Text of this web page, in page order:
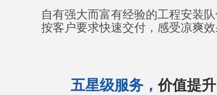
自有强大而富有经验的工程安装
按客户要求快速交付，感受凉爽
五星级服务，价值提升